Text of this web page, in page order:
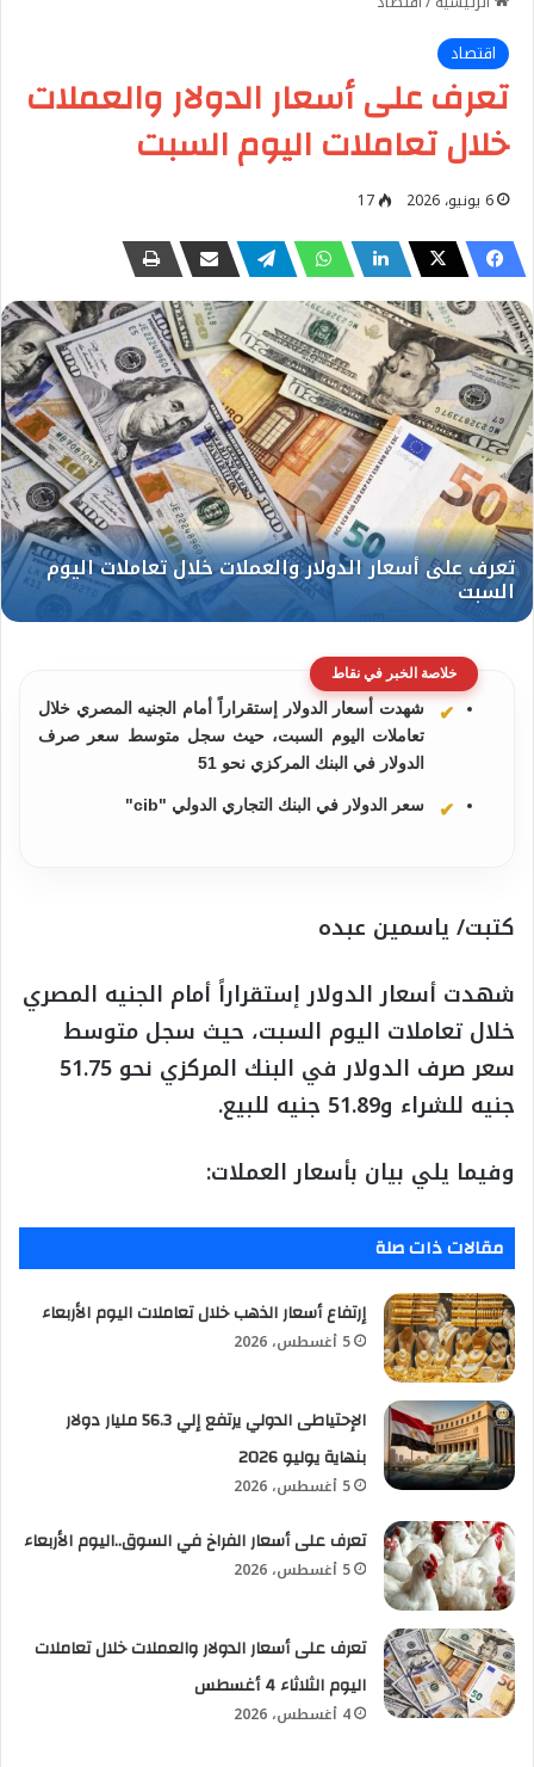
اقتصاد
تعرف على أسعار الدولار والعملات
خلال تعاملات اليوم السبت
6 يونيو، 2026 17
خلاصة الخبر في نقاط
شهدت أسعار الدولار إستقراراً أمام الجنيه المصري خلال
تعاملات اليوم السبت، حيث سجل متوسط سعر صرف
الدولار في البنك المركزي نحو 51
سعر الدولار في البنك التجاري الدولي "cib"
كتبت/ ياسمين عبده
شهدت أسعار الدولار إستقراراً أمام الجنيه المصري
خلال تعاملات اليوم السبت، حيث سجل متوسط
سعر صرف الدولار في البنك المركزي نحو 51.75
جنيه للشراء و51.89 جنيه للبيع.
وفيما يلي بيان بأسعار العملات:
مقالات ذات صلة
إرتفاع أسعار الذهب خلال تعاملات اليوم الأربعاء
5 أغسطس، 2026
الإحتياطى الدولي يرتفع إلي 56.3 مليار دولار
بنهاية يوليو 2026
5 أغسطس، 2026
تعرف على أسعار الفراخ في السوق..اليوم الأربعاء
5 أغسطس، 2026
تعرف على أسعار الدولار والعملات خلال تعاملات
اليوم الثلاثاء 4 أغسطس
4 أغسطس، 2026